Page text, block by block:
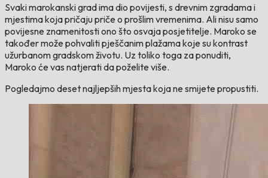
Svaki marokanski grad ima dio povijesti, s drevnim zgradama i
mjestima koja pričaju priče o prošlim vremenima. Ali nisu samo
povijesne znamenitosti ono što osvaja posjetitelje. Maroko se
također može pohvaliti pješčanim plažama koje su kontrast
užurbanom gradskom životu. Uz toliko toga za ponuditi,
Maroko će vas natjerati da poželite više.
Pogledajmo deset najljepših mjesta koja ne smijete propustiti.